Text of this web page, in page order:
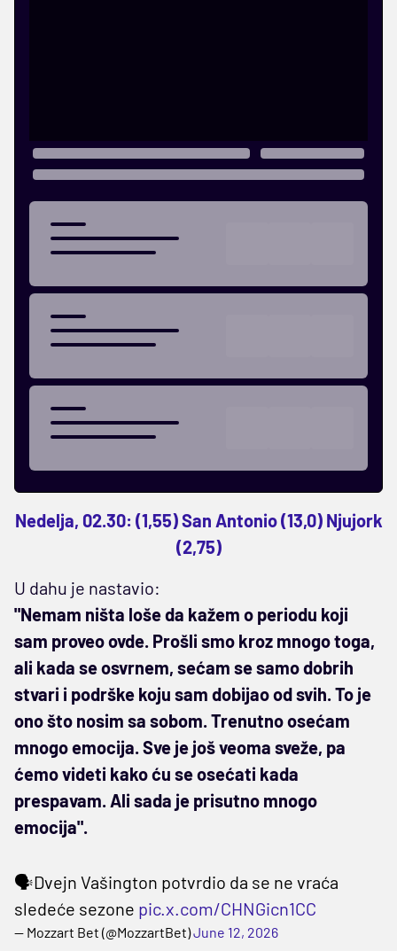
Nedelja, 02.30: (1,55) San Antonio (13,0) Njujork
(2,75)
U dahu je nastavio:
"Nemam ništa loše da kažem o periodu koji
sam proveo ovde. Prošli smo kroz mnogo toga,
ali kada se osvrnem, sećam se samo dobrih
stvari i podrške koju sam dobijao od svih. To je
ono što nosim sa sobom. Trenutno osećam
mnogo emocija. Sve je još veoma sveže, pa
ćemo videti kako ću se osećati kada
prespavam. Ali sada je prisutno mnogo
emocija".
🗣️Dvejn Vašington potvrdio da se ne vraća
sledeće sezone pic.x.com/CHNGicn1CC
— Mozzart Bet (@MozzartBet)June 12, 2026